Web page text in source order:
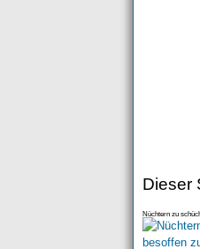
Dieser
Nüchtern zu